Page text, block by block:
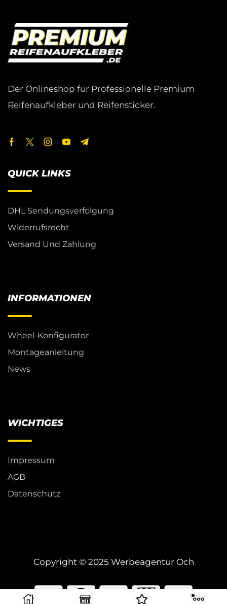
Der Onlineshop für Professionelle Premium
Reifenaufkleber und Reifensticker.
QUICK LINKS
DHL Sendungsverfolgung
Widerrufsrecht
Versand Und Zahlung
INFORMATIONEN
Wheel-Konfigurator
Montageanleitung
News
WICHTIGES
Impressum
AGB
Datenschutz
Copyright © 2025 Werbeagentur Och